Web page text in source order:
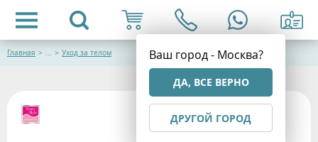
Ваш город - Москва?
ДА, ВСЕ ВЕРНО
ДРУГОЙ ГОРОД
Главная > ... > Уход за телом